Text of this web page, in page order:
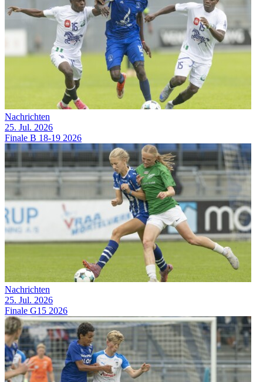
Nachrichten
25. Jul. 2026
Finale B 18-19 2026
Nachrichten
25. Jul. 2026
Finale G15 2026